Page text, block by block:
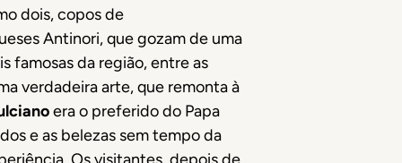
dois, copos de
Antinori, que gozam de uma
famosas da região, entre as
verdadeira arte, que remonta à
era o preferido do Papa
e as belezas sem tempo da